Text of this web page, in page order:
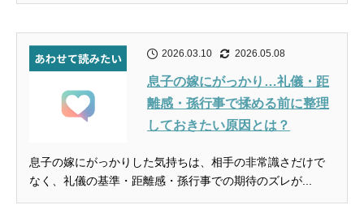
2026.03.10 2026.05.08
息子の嫁にがっかり…礼儀・距
離感・孫行事で揉める前に整理
しておきたい原因とは？
息子の嫁にがっかりした気持ちは、相手の非常識さだけで
なく、礼儀の基準・距離感・孫行事での期待のズレが...